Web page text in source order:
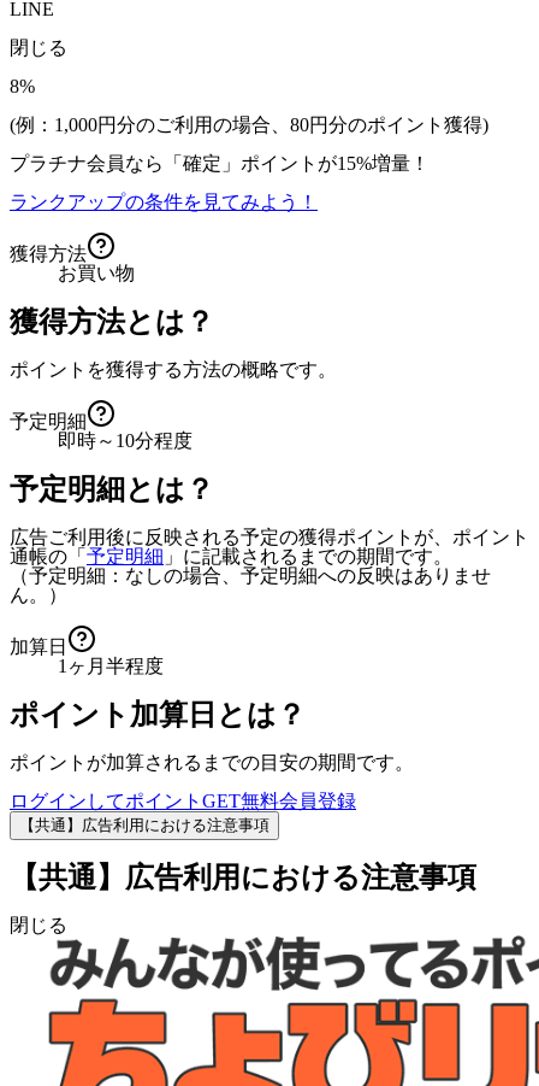
LINE
閉じる
8%
(例：1,000円分のご利用の場合、 80円分のポイント獲得)
プラチナ会員なら
「確定」 ポイントが15%増量！
ランクアップの条件を見てみよう！
獲得方法
お買い物
獲得方法とは？
ポイントを獲得する方法の概略です。
予定明細
即時～10分程度
予定明細とは？
広告ご利用後に反映される予定の獲得ポイントが、ポイント
通帳の「 予定明細 」に記載されるまでの期間です。
（予定明細：なしの場合、予定明細への反映はありませ
ん。）
加算日
1ヶ月半程度
ポイント加算日とは？
ポイントが加算されるまでの目安の期間です。
ログインしてポイントGET無料会員登録
【共通】広告利用における注意事項
【共通】広告利用における注意事項
閉じる